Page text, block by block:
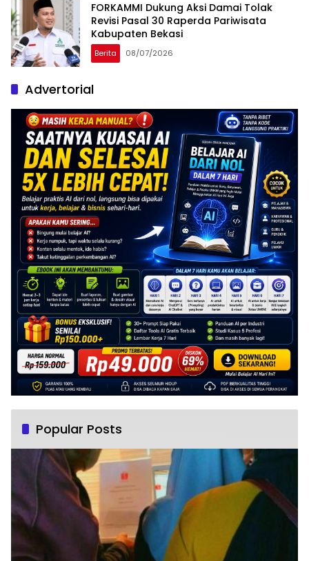
FORKAMMI Dukung Aksi Damai Tolak
Revisi Pasal 30 Raperda Pariwisata
Kabupaten Bekasi
Berita 08/07/2026
Advertorial
Popular Posts